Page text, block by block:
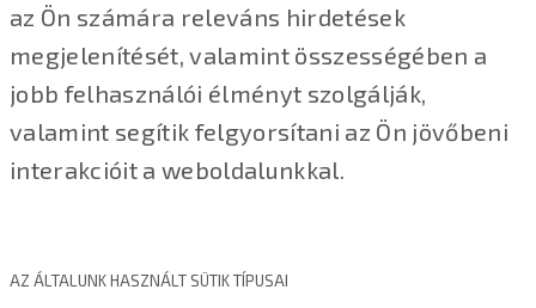
az Ön számára releváns hirdetések
megjelenítését, valamint összességében a
jobb felhasználói élményt szolgálják,
valamint segítik felgyorsítani az Ön jövőbeni
interakcióit a weboldalunkkal.
AZ ÁLTALUNK HASZNÁLT SÜTIK TÍPUSAI